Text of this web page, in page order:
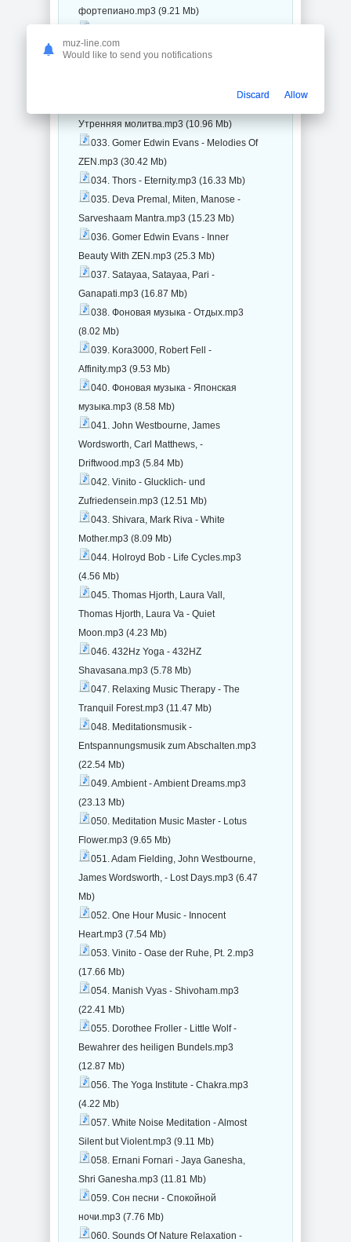
фортепиано.mp3 (9.21 Mb)
(9.34 Mb)
Утренняя молитва.mp3 (10.96 Mb)
033. Gomer Edwin Evans - Melodies Of
ZEN.mp3 (30.42 Mb)
034. Thors - Eternity.mp3 (16.33 Mb)
035. Deva Premal, Miten, Manose -
Sarveshaam Mantra.mp3 (15.23 Mb)
036. Gomer Edwin Evans - Inner
Beauty With ZEN.mp3 (25.3 Mb)
037. Satayaa, Satayaa, Pari -
Ganapati.mp3 (16.87 Mb)
038. Фоновая музыка - Oтдых.mp3
(8.02 Mb)
039. Kora3000, Robert Fell -
Affinity.mp3 (9.53 Mb)
040. Фоновая музыка - Японская
музыка.mp3 (8.58 Mb)
041. John Westbourne, James
Wordsworth, Carl Matthews, -
Driftwood.mp3 (5.84 Mb)
042. Vinito - Glucklich- und
Zufriedensein.mp3 (12.51 Mb)
043. Shivara, Mark Riva - White
Mother.mp3 (8.09 Mb)
044. Holroyd Bob - Life Cycles.mp3
(4.56 Mb)
045. Thomas Hjorth, Laura Vall,
Thomas Hjorth, Laura Va - Quiet
Moon.mp3 (4.23 Mb)
046. 432Hz Yoga - 432HZ
Shavasana.mp3 (5.78 Mb)
047. Relaxing Music Therapy - The
Tranquil Forest.mp3 (11.47 Mb)
048. Meditationsmusik -
Entspannungsmusik zum Abschalten.mp3
(22.54 Mb)
049. Ambient - Ambient Dreams.mp3
(23.13 Mb)
050. Meditation Music Master - Lotus
Flower.mp3 (9.65 Mb)
051. Adam Fielding, John Westbourne,
James Wordsworth, - Lost Days.mp3 (6.47
Mb)
052. One Hour Music - Innocent
Heart.mp3 (7.54 Mb)
053. Vinito - Oase der Ruhe, Pt. 2.mp3
(17.66 Mb)
054. Manish Vyas - Shivoham.mp3
(22.41 Mb)
055. Dorothee Froller - Little Wolf -
Bewahrer des heiligen Bundels.mp3
(12.87 Mb)
056. The Yoga Institute - Chakra.mp3
(4.22 Mb)
057. White Noise Meditation - Almost
Silent but Violent.mp3 (9.11 Mb)
058. Ernani Fornari - Jaya Ganesha,
Shri Ganesha.mp3 (11.81 Mb)
059. Сон песни - Спокойной
ночи.mp3 (7.76 Mb)
060. Sounds Of Nature Relaxation -
muz-line.com
Would like to send you notifications
Discard Allow